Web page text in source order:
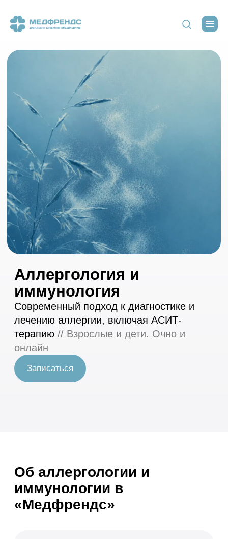
Аллергология и
иммунология
Современный подход к диагностике и
лечению аллергии, включая АСИТ-
терапию// Взрослые и дети. Очно и
онлайн
насморка и кожных реакций до
хронического кашля, отеков и проблем с
дыханием. Важно не только справиться
с симптомами, но и разобраться в
причине их возникновения.
Мы работаем со взрослыми и детьми, в
Об аллергологии и
иммунологии в
«Медфрендс»